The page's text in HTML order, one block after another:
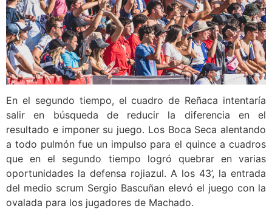
En el segundo tiempo, el cuadro de Reñaca intentaría
salir en búsqueda de reducir la diferencia en el
resultado e imponer su juego. Los Boca Seca alentando
a todo pulmón fue un impulso para el quince a cuadros
que en el segundo tiempo logró quebrar en varias
oportunidades la defensa rojiazul. A los 43’, la entrada
del medio scrum Sergio Bascuñan elevó el juego con la
ovalada para los jugadores de Machado.